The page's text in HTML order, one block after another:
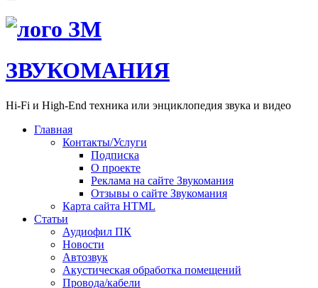
ЗВУКОМАНИЯ
Hi-Fi и High-End техника или энциклопедия звука и видео
Главная
Контакты/Услуги
Подписка
О проекте
Реклама на сайте Звукомания
Отзывы о сайте Звукомания
Карта сайта HTML
Статьи
Аудиофил ПК
Новости
Автозвук
Акустическая обработка помещений
Провода/кабели